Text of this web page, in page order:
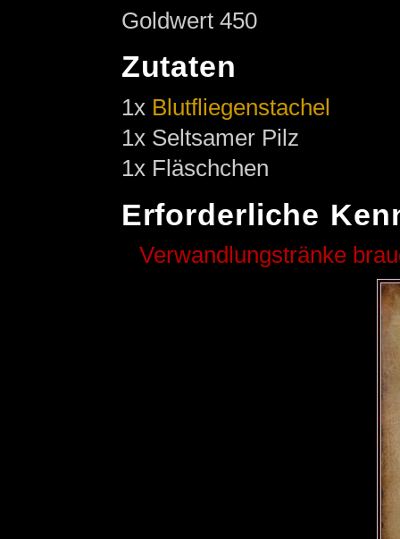
Goldwert 450
Zutaten
1x Blutfliegenstachel
1x Seltsamer Pilz
1x Fläschchen
Erforderliche
Verwandlungstränke